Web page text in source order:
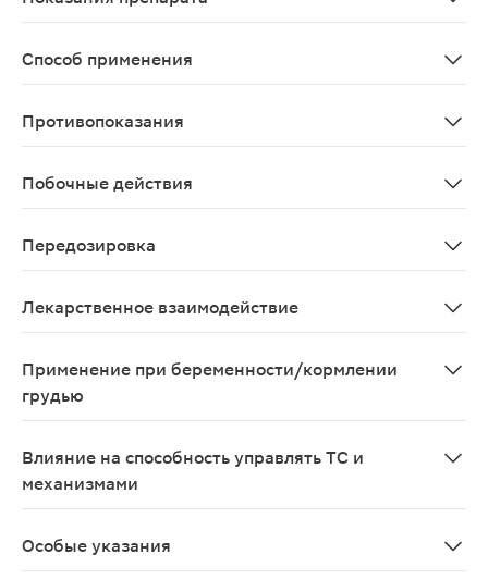
Способ применения
Противопоказания
Побочные действия
Передозировка
Лекарственное взаимодействие
Применение при беременности/кормлении
грудью
Влияние на способность управлять ТС и
механизмами
Особые указания